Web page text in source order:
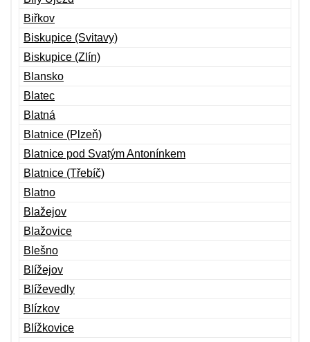
Biřkov
Biskupice (Svitavy)
Biskupice (Zlín)
Blansko
Blatec
Blatná
Blatnice (Plzeň)
Blatnice pod Svatým Antonínkem
Blatnice (Třebíč)
Blatno
Blažejov
Blažovice
Blešno
Blížejov
Blíževedly
Blízkov
Blížkovice